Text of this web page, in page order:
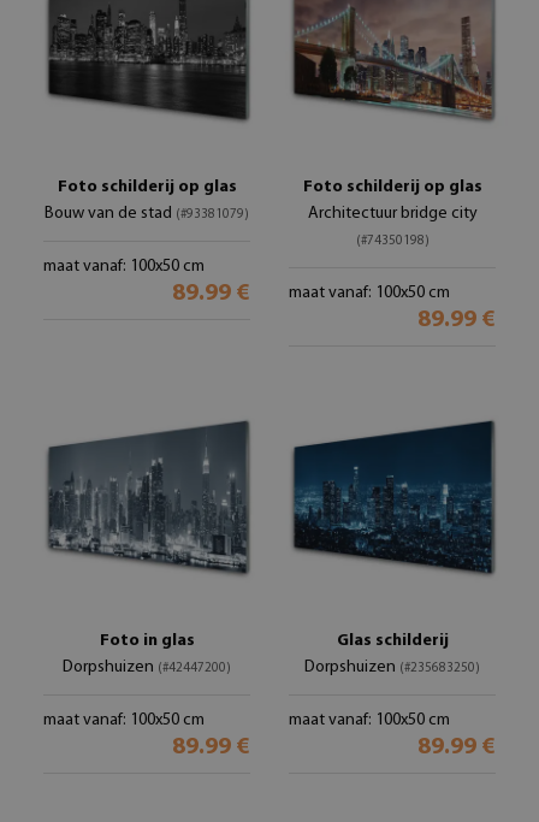
Foto schilderij op glas
Bouw van de stad (#93381079)
maat vanaf: 100x50 cm
89.99 €
Foto schilderij op glas
Architectuur bridge city
(#74350198)
maat vanaf: 100x50 cm
89.99 €
Foto in glas
Dorpshuizen (#42447200)
maat vanaf: 100x50 cm
89.99 €
Glas schilderij
Dorpshuizen (#235683250)
maat vanaf: 100x50 cm
89.99 €